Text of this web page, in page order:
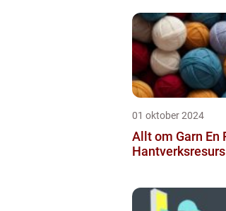
01 oktober 2024
Allt om Garn En Fiberrich
Hantverksresurs